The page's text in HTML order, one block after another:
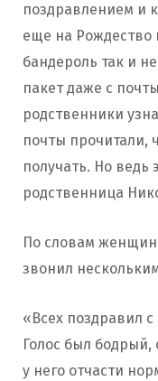
поздравлением и
еще на Рождество
бандероль так и
пакет даже с
родственники
почты прочитали,
получать. Но ведь
родственница
По словам
звонил
«Всех поздравил
Голос был бодрый,
у него отчасти